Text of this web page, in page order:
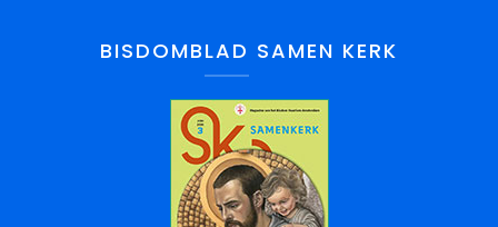
BISDOMBLAD SAMEN KERK